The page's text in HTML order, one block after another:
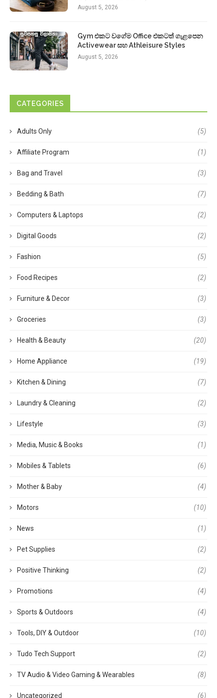
August 5, 2026
Gym එකට වගේම Office එකටත් ගැළපෙන
Activewear සහ Athleisure Styles
August 5, 2026
CATEGORIES
Adults Only (5)
Affiliate Program (1)
Bag and Travel (3)
Bedding & Bath (7)
Computers & Laptops (2)
Digital Goods (2)
Fashion (5)
Food Recipes (2)
Furniture & Decor (3)
Groceries (3)
Health & Beauty (20)
Home Appliance (19)
Kitchen & Dining (7)
Laundry & Cleaning (2)
Lifestyle (3)
Media, Music & Books (1)
Mobiles & Tablets (6)
Mother & Baby (4)
Motors (10)
News (1)
Pet Supplies (2)
Positive Thinking (2)
Promotions (4)
Sports & Outdoors (4)
Tools, DIY & Outdoor (10)
Tudo Tech Support (2)
TV Audio & Video Gaming & Wearables (8)
Uncategorized (6)